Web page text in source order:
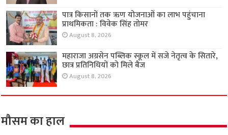
पात्र किसानों तक ऋण योजनाओं का लाभ पहुंचाना
प्राथमिकता : विवेक सिंह तोमर
August 8, 2026
महाराजा अग्रसेन पब्लिक स्कूल में सजे नेतृत्व के सितारे,
छात्र प्रतिनिधियों को मिले बैज
August 8, 2026
मौसम का हाल